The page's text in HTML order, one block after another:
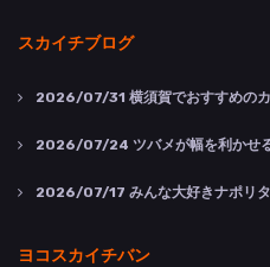
スカイチブログ
2026/07/31 横須賀でおすすめの
2026/07/24 ツバメが幅を利かせ
2026/07/17 みんな大好きナポリタ
ヨコスカイチバン